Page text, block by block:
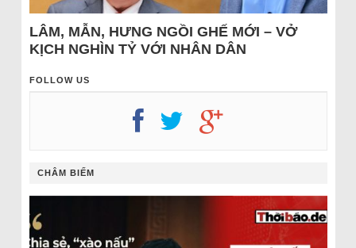
LÂM, MẪN, HƯNG NGỒI GHẾ MỚI – VỞ
KỊCH NGHÌN TỶ VỚI NHÂN DÂN
FOLLOW US
CHÂM BIẾM